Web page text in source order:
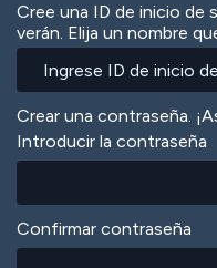
Cree una ID de inicio de
verán. Elija un nombre
Crear una contraseña.
Introducir la contraseña
Confirmar contraseña